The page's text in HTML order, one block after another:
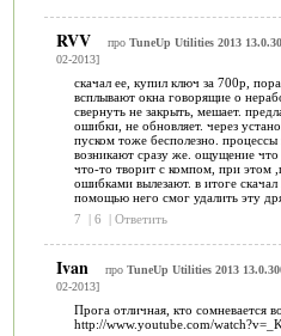
RVV про TuneUp Utilities 2013
02-2013]
скачал ее, купил ключ за 700р,
всплывают окна говорящие о
свернуть не закрыть, мешает.
ошибки, не обновляет. через
пуском тоже бесполезно. процессы
возникают сразу же. ощущение
что-то творит с компом, при этом
ошибками вылезают. в итоге
помощью него смог удалить эту
7
| 6 | Ответить
Ivan про TuneUp Utilities 2013
02-2013]
Прога отличная, кто сомневается
http://www.youtube.com/